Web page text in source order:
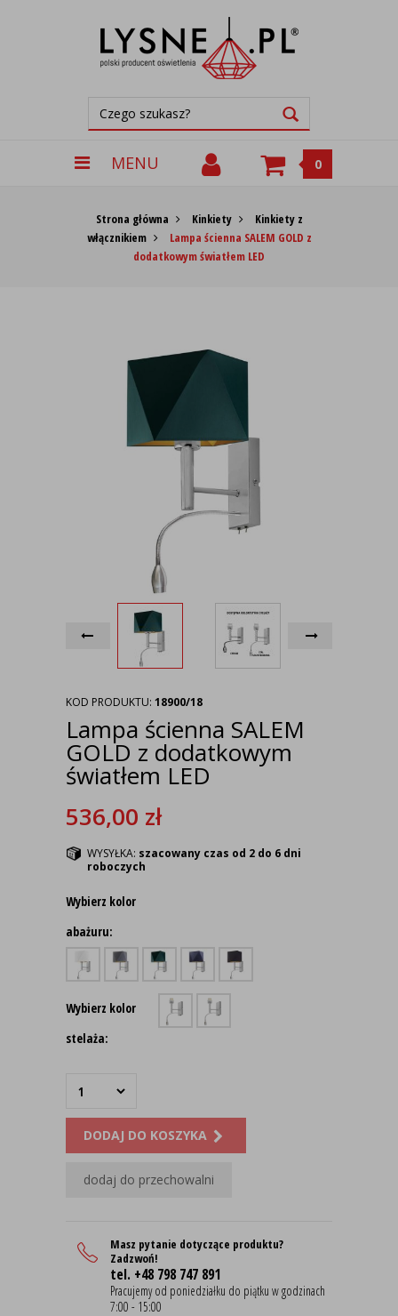
MENU 0
Strona główna Kinkiety
Kinkiety z
włącznikiem
Lampa ścienna SALEM GOLD z
dodatkowym światłem LED
KOD PRODUKTU: 18900/18
Lampa ścienna SALEM
GOLD z dodatkowym
światłem LED
536,00 zł
WYSYŁKA: szacowany czas od 2 do 6 dni
roboczych
Wybierz kolor
abażuru:
Wybierz kolor
stelaża:
DODAJ DO KOSZYKA
dodaj do przechowalni
Masz pytanie dotyczące produktu?
Zadzwoń!
tel. +48 798 747 891
Pracujemy od poniedziałku do piątku w godzinach
7:00 - 15:00